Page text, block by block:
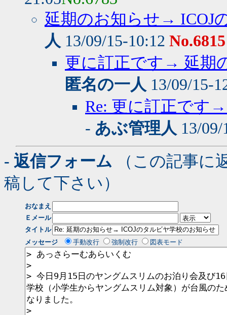
延期のお知らせ→ ICOJ
人 13/09/15-10:12 No.6815
更に訂正です→ 延期
匿名の一人 13/09/15-
Re: 更に訂正です
- あぶ管理人 13/
- 返信フォーム （この記事に
稿して下さい）
おなまえ
Ｅメール
タイトル
メッセージ
手動改行 強制改行 図表モード